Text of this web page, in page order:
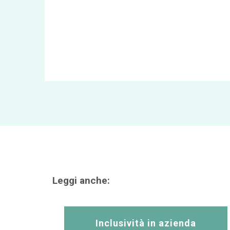
Leggi anche:
Inclusività in azienda